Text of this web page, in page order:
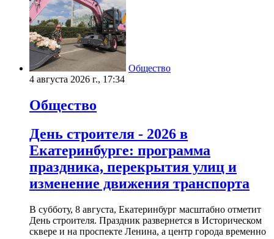
Общество
4 августа 2026 г., 17:34
Общество
День строителя - 2026 в
Екатеринбурге: программа
праздника, перекрытия улиц и
изменение движения транспорта
В субботу, 8 августа, Екатеринбург масштабно отметит
День строителя. Праздник развернется в Историческом
сквере и на проспекте Ленина, а центр города временно